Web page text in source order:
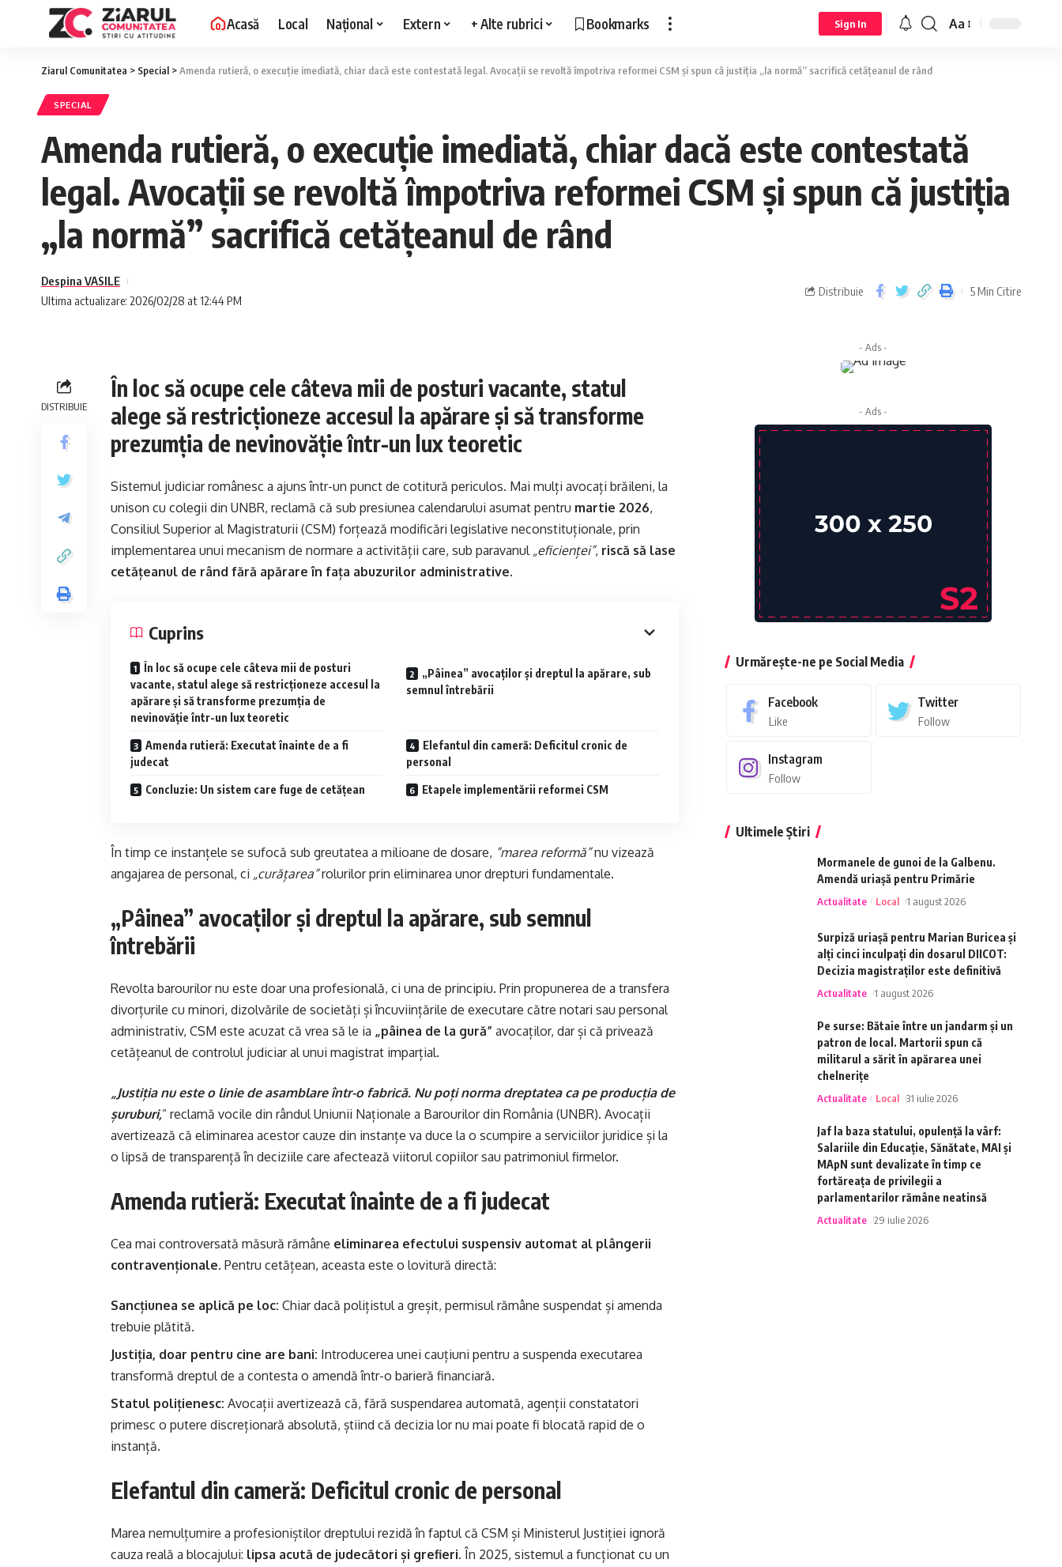
Acasă Local Național Extern + Alte rubrici Bookmarks Sign In Aa
Ziarul Comunitatea > Special >Amenda rutieră, o execuție imediată, chiar dacă este contestată legal. Avocații se revoltă împotriva reformei CSM și spun că justiția „la normă” sacrifică cetățeanul de rând
SPECIAL
Amenda rutieră, o execuție imediată, chiar dacă este contestată
legal. Avocații se revoltă împotriva reformei CSM și spun că justiția
„la normă” sacrifică cetățeanul de rând
Ultima actualizare: 2026/02/28 at 12:44 PM
Despina VASILE
Distribuie 5 Min Citire
DISTRIBUIE
În loc să ocupe cele câteva mii de posturi vacante, statul
alege să restricționeze accesul la apărare și să transforme
prezumția de nevinovăție într-un lux teoretic
Sistemul judiciar românesc a ajuns într-un punct de cotitură periculos. Mai mulți avocați brăileni, la
unison cu colegii din UNBR, reclamă că sub presiunea calendarului asumat pentru martie 2026,
Consiliul Superior al Magistraturii (CSM) forțează modificări legislative neconstituționale, prin
implementarea unui mecanism de normare a activității care, sub paravanul „eficienței”, riscă să lase
cetățeanul de rând fără apărare în fața abuzurilor administrative.
Cuprins
În loc să ocupe cele câteva mii de posturi
vacante, statul alege să restricționeze accesul la
apărare și să transforme prezumția de
nevinovăție într-un lux teoretic
„Pâinea” avocaților și dreptul la apărare, sub
semnul întrebării
Amenda rutieră: Executat înainte de a fi
judecat
Elefantul din cameră: Deficitul cronic de
personal
Concluzie: Un sistem care fuge de cetățean Etapele implementării reformei CSM
În timp ce instanțele se sufocă sub greutatea a milioane de dosare, ”marea reformă”nu vizează
angajarea de personal, ci „curățarea”rolurilor prin eliminarea unor drepturi fundamentale.
„Pâinea” avocaților și dreptul la apărare, sub semnul
întrebării
Revolta barourilor nu este doar una profesională, ci una de principiu. Prin propunerea de a transfera
divorțurile cu minori, dizolvările de societăți și încuviințările de executare către notari sau personal
administrativ, CSM este acuzat că vrea să le ia „pâinea de la gură” avocaților, dar și că privează
cetățeanul de controlul judiciar al unui magistrat imparțial.
„Justiția nu este o linie de asamblare într-o fabrică. Nu poți norma dreptatea ca pe producția de
șuruburi,” reclamă vocile din rândul Uniunii Naționale a Barourilor din România (UNBR). Avocații
avertizează că eliminarea acestor cauze din instanțe va duce la o scumpire a serviciilor juridice și la
o lipsă de transparență în deciziile care afectează viitorul copiilor sau patrimoniul firmelor.
Amenda rutieră: Executat înainte de a fi judecat
Cea mai controversată măsură rămâne eliminarea efectului suspensiv automat al plângerii
contravenționale. Pentru cetățean, aceasta este o lovitură directă:
Sancțiunea se aplică pe loc: Chiar dacă polițistul a greșit, permisul rămâne suspendat și amenda
trebuie plătită.
Justiția, doar pentru cine are bani: Introducerea unei cauțiuni pentru a suspenda executarea
transformă dreptul de a contesta o amendă într-o barieră financiară.
Statul polițienesc: Avocații avertizează că, fără suspendarea automată, agenții constatatori
primesc o putere discreționară absolută, știind că decizia lor nu mai poate fi blocată rapid de o
instanță.
Elefantul din cameră: Deficitul cronic de personal
Marea nemulțumire a profesioniștilor dreptului rezidă în faptul că CSM și Ministerul Justiției ignoră
cauza reală a blocajului: lipsa acută de judecători și grefieri. În 2025, sistemul a funcționat cu un
- Ads -
- Ads -
Urmărește-ne pe Social Media
Facebook
Like
Twitter
Follow
Instagram
Follow
Ultimele Știri
Mormanele de gunoi de la Galbenu.
Amendă uriașă pentru Primărie
Actualitate Local 1 august 2026
Surpiză uriașă pentru Marian Buricea și
alți cinci inculpați din dosarul DIICOT:
Decizia magistraților este definitivă
Actualitate 1 august 2026
Pe surse: Bătaie între un jandarm și un
patron de local. Martorii spun că
militarul a sărit în apărarea unei
chelnerițe
Actualitate Local 31 iulie 2026
Jaf la baza statului, opulență la vârf:
Salariile din Educație, Sănătate, MAI și
MApN sunt devalizate în timp ce
fortăreața de privilegii a
parlamentarilor rămâne neatinsă
Actualitate 29 iulie 2026